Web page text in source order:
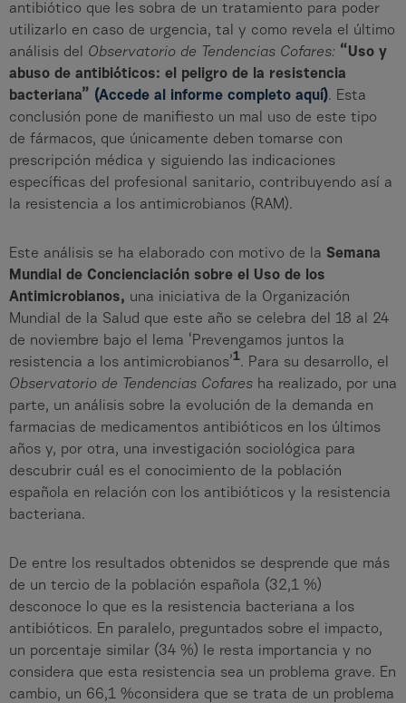
antibiótico que les sobra de un tratamiento para poder
utilizarlo en caso de urgencia, tal y como revela el último
análisis del Observatorio de Tendencias Cofares: “Uso y
abuso de antibióticos: el peligro de la resistencia
bacteriana” (Accede al informe completo aquí). Esta
conclusión pone de manifiesto un mal uso de este tipo
de fármacos, que únicamente deben tomarse con
prescripción médica y siguiendo las indicaciones
específicas del profesional sanitario, contribuyendo así a
la resistencia a los antimicrobianos (RAM).
Este análisis se ha elaborado con motivo de la Semana
Mundial de Concienciación sobre el Uso de los
Antimicrobianos, una iniciativa de la Organización
Mundial de la Salud que este año se celebra del 18 al 24
de noviembre bajo el lema ‘Prevengamos juntos la
resistencia a los antimicrobianos’1. Para su desarrollo, el
Observatorio de Tendencias Cofares ha realizado, por una
parte, un análisis sobre la evolución de la demanda en
farmacias de medicamentos antibióticos en los últimos
años y, por otra, una investigación sociológica para
descubrir cuál es el conocimiento de la población
española en relación con los antibióticos y la resistencia
bacteriana.
De entre los resultados obtenidos se desprende que más
de un tercio de la población española (32,1 %)
desconoce lo que es la resistencia bacteriana a los
antibióticos. En paralelo, preguntados sobre el impacto,
un porcentaje similar (34 %) le resta importancia y no
considera que esta resistencia sea un problema grave. En
cambio, un 66,1 %considera que se trata de un problema